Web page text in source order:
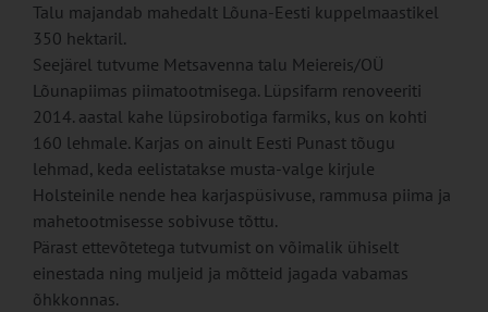
Talu majandab mahedalt Lõuna-Eesti kuppelmaastikel
350 hektaril.
Seejärel tutvume Metsavenna talu Meiereis/OÜ
Lõunapiimas piimatootmisega. Lüpsifarm renoveeriti
2014. aastal kahe lüpsirobotiga farmiks, kus on kohti
160 lehmale. Karjas on ainult Eesti Punast tõugu
lehmad, keda eelistatakse musta-valge kirjule
Holsteinile nende hea karjaspüsivuse, rammusa piima ja
mahetootmisesse sobivuse tõttu.
Pärast ettevõtetega tutvumist on võimalik ühiselt
einestada ning muljeid ja mõtteid jagada vabamas
õhkkonnas.